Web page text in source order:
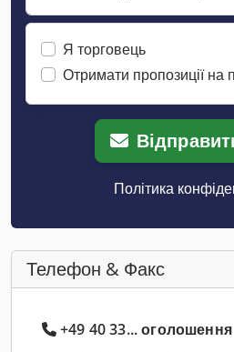
Я торговець
Отримати пропозиції на
Політика
Телефон & Факс
+49 40 33... оголошення